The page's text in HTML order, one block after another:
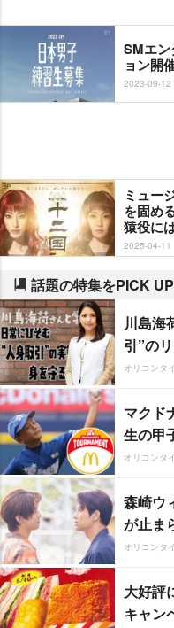
SMエ
ョン開
2023-09-12
ミュー
を固め
猿役に
2025-04-11
話題の特集をPICK UP
川島海
引”の
オリコンタ
マクド
生の甲
オリコンタ
森崎ウ
が止ま
オリコンタ
大好評
キャン